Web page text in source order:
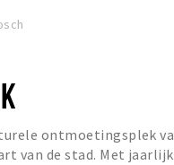
ontmoetingsplek
van de stad. Met